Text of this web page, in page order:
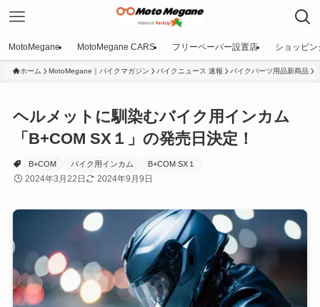
MotoMegane MotoMegane CARS フリーペーパー設置店 ショッピン
ホーム MotoMegane｜バイクマガジン バイクニュース 速報 バイクパーツ用品新商品
ヘルメットに馴染むバイク用インカム
「B+COM SX１」の発売日決定！
B+COM バイク用インカム B+COM SX１
2024年3月22日 2024年9月9日